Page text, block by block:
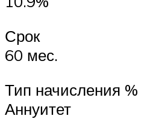
Срок
60 мес.
Тип начисления %
Аннуитет